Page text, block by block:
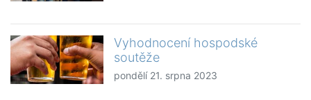
Vyhodnocení hospodské
soutěže
pondělí 21. srpna 2023